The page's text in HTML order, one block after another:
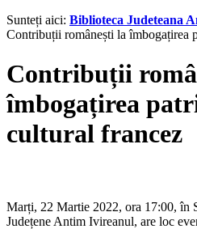
Sunteți aici: Biblioteca Judeteana
Contribuții românești la îmbogațirea
Contribuții
îmbogațirea
cultural francez
Marți, 22 Martie 2022, ora 17:00, în
Județene Antim Ivireanul, are loc